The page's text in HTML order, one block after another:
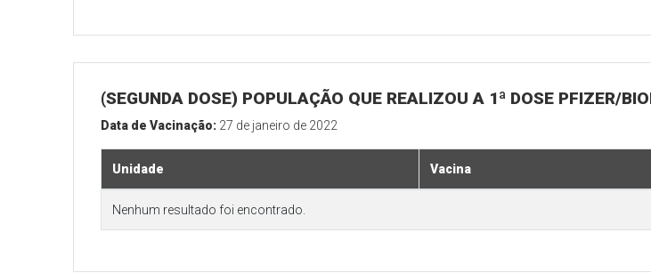
(SEGUNDA DOSE) POPULAÇÃO QUE REALIZOU A 1ª DOSE PFIZER/
Data de Vacinação: 27 de janeiro de 2022
Unidade Vacina
Nenhum resultado foi encontrado.